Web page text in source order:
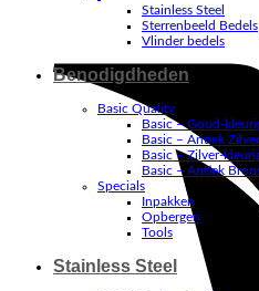
Stainless Steel
Sterrenbeeld Bedels
Vlinder bedels
Benodigdheden
Basic Quality
Basic – Goud-
Basic – Antiek Zilver
Basic – Zilver-
Basic – Antiek
Specials
Inpakken
Opbergen
Tools
Stainless Steel